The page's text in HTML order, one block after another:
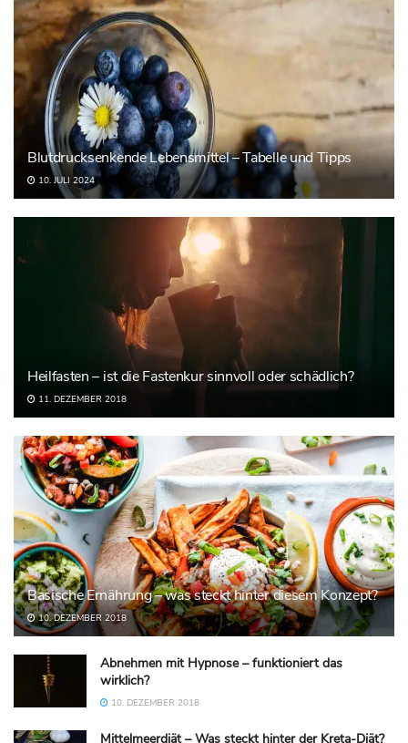
Blutdrucksenkende Lebensmittel – Tabelle und Tipps
10. JULI 2024
Heilfasten – ist die Fastenkur sinnvoll oder schädlich?
11. DEZEMBER 2018
Basische Ernährung – was steckt hinter diesem Konzept?
10. DEZEMBER 2018
Abnehmen mit Hypnose – funktioniert das
wirklich?
10. DEZEMBER 2018
Mittelmeerdiät – Was steckt hinter der Kreta-Diät?